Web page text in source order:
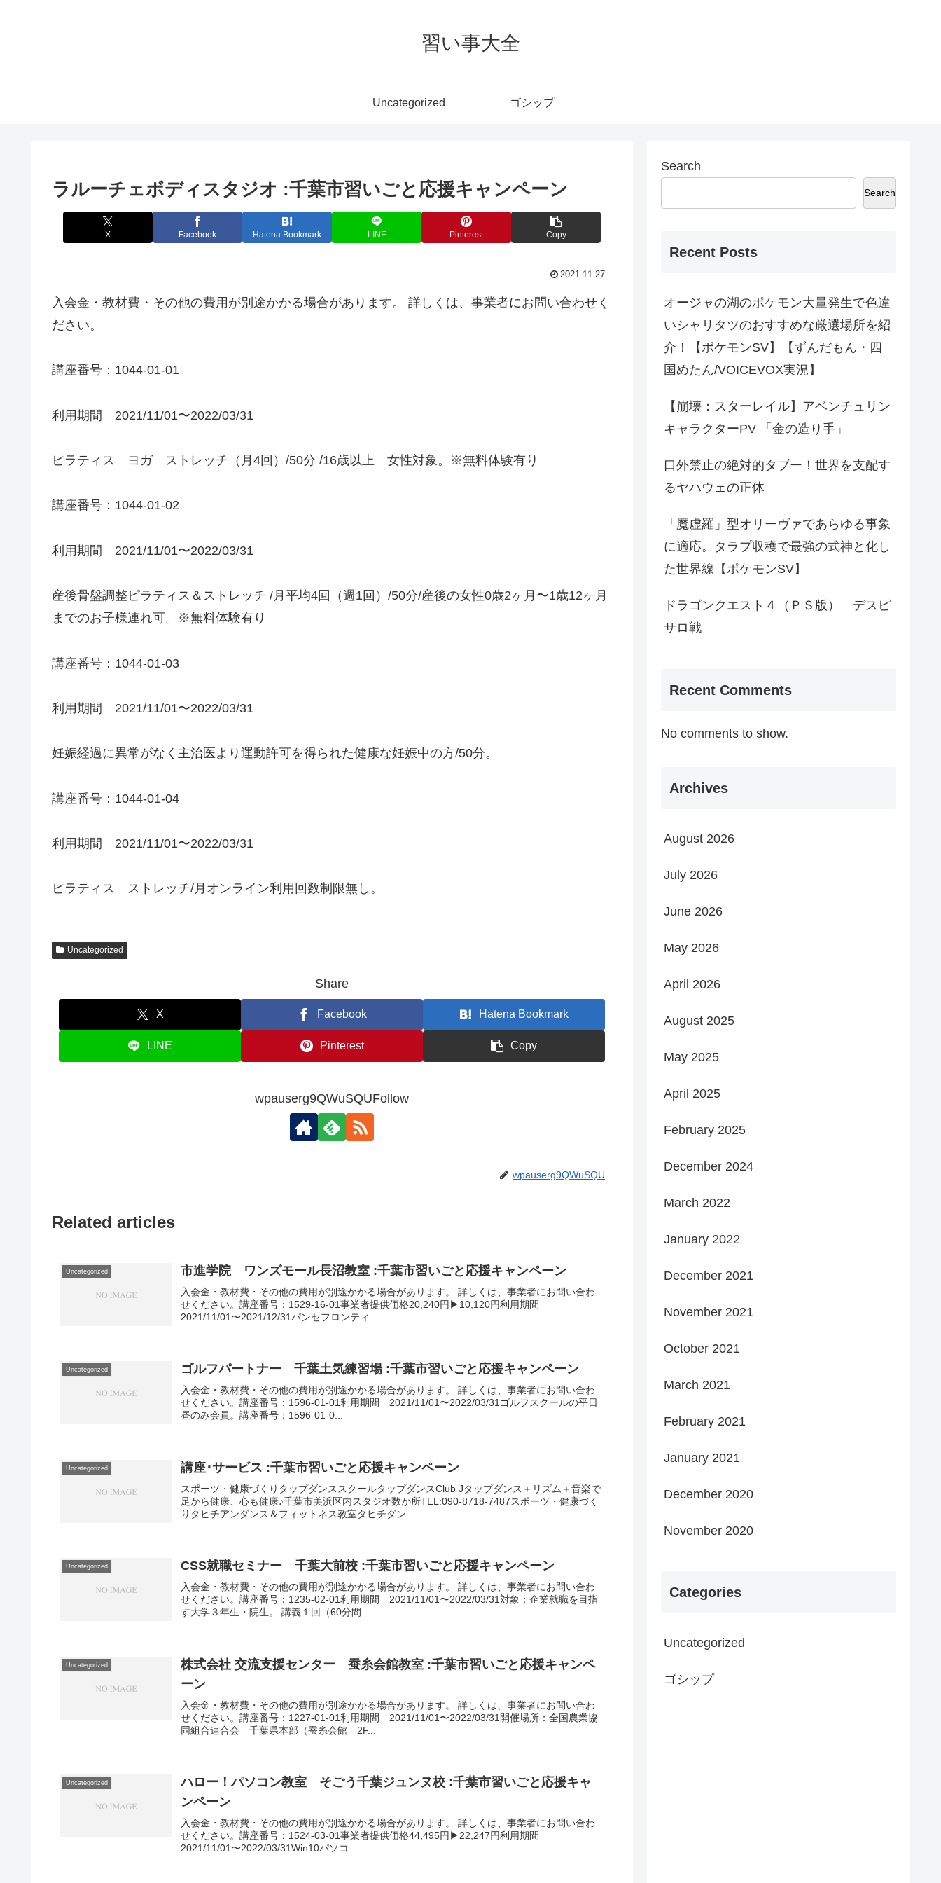
習い事大全
Uncategorized ゴシップ
ラルーチェボディスタジオ :千葉市習いごと応援キャンペーン
X Facebook Hatena Bookmark LINE Pinterest Copy
2021.11.27
入会金・教材費・その他の費用が別途かかる場合があります。 詳しくは、事業者にお問い合わせく
ださい。
講座番号：1044-01-01
利用期間 2021/11/01〜2022/03/31
ピラティス ヨガ ストレッチ（月4回）/50分 /16歳以上 女性対象。※無料体験有り
講座番号：1044-01-02
利用期間 2021/11/01〜2022/03/31
産後骨盤調整ピラティス＆ストレッチ /月平均4回（週1回）/50分/産後の女性0歳2ヶ月〜1歳12ヶ月
までのお子様連れ可。※無料体験有り
講座番号：1044-01-03
利用期間 2021/11/01〜2022/03/31
妊娠経過に異常がなく主治医より運動許可を得られた健康な妊娠中の方/50分。
講座番号：1044-01-04
利用期間 2021/11/01〜2022/03/31
ピラティス ストレッチ/月オンライン利用回数制限無し。
Uncategorized
Share
X Facebook Hatena Bookmark
LINE Pinterest Copy
wpauserg9QWuSQUFollow
wpauserg9QWuSQU
Related articles
Uncategorized 市進学院 ワンズモール長沼教室 :千葉市習いごと応援キャンペーン
入会金・教材費・その他の費用が別途かかる場合があります。 詳しくは、事業者にお問い合わ
せください。講座番号：1529-16-01事業者提供価格20,240円▶10,120円利用期間
2021/11/01〜2021/12/31パンセフロンティ...
Uncategorized ゴルフパートナー 千葉土気練習場 :千葉市習いごと応援キャンペーン
入会金・教材費・その他の費用が別途かかる場合があります。 詳しくは、事業者にお問い合わ
せください。講座番号：1596-01-01利用期間 2021/11/01〜2022/03/31ゴルフスクールの平日
昼のみ会員。講座番号：1596-01-0...
Uncategorized 講座･サービス :千葉市習いごと応援キャンペーン
スポーツ・健康づくりタップダンススクールタップダンスClub Jタップダンス＋リズム＋音楽で
足から健康、心も健康♪千葉市美浜区内スタジオ数か所TEL:090-8718-7487スポーツ・健康づく
りタヒチアンダンス＆フィットネス教室タヒチダン...
Uncategorized CSS就職セミナー 千葉大前校 :千葉市習いごと応援キャンペーン
入会金・教材費・その他の費用が別途かかる場合があります。 詳しくは、事業者にお問い合わ
せください。講座番号：1235-02-01利用期間 2021/11/01〜2022/03/31対象：企業就職を目指
す大学３年生・院生。 講義１回（60分間...
Uncategorized
株式会社 交流支援センター 蚕糸会館教室 :千葉市習いごと応援キャンペ
ーン
入会金・教材費・その他の費用が別途かかる場合があります。 詳しくは、事業者にお問い合わ
せください。講座番号：1227-01-01利用期間 2021/11/01〜2022/03/31開催場所：全国農業協
同組合連合会 千葉県本部（蚕糸会館 2F...
Uncategorized
ハロー！パソコン教室 そごう千葉ジュンヌ校 :千葉市習いごと応援キャ
ンペーン
入会金・教材費・その他の費用が別途かかる場合があります。 詳しくは、事業者にお問い合わ
せください。講座番号：1524-03-01事業者提供価格44,495円▶22,247円利用期間
2021/11/01〜2022/03/31Win10パソコ...
Search
Search
Recent Posts
オージャの湖のポケモン大量発生で色違
いシャリタツのおすすめな厳選場所を紹
介！【ポケモンSV】【ずんだもん・四
国めたん/VOICEVOX実況】
【崩壊：スターレイル】アベンチュリン
キャラクターPV 「金の造り手」
口外禁止の絶対的タブー！世界を支配す
るヤハウェの正体
「魔虚羅」型オリーヴァであらゆる事象
に適応。タラプ収穫で最強の式神と化し
た世界線【ポケモンSV】
ドラゴンクエスト４（ＰＳ版） デスピ
サロ戦
Recent Comments
No comments to show.
Archives
August 2026
July 2026
June 2026
May 2026
April 2026
August 2025
May 2025
April 2025
February 2025
December 2024
March 2022
January 2022
December 2021
November 2021
October 2021
March 2021
February 2021
January 2021
December 2020
November 2020
Categories
Uncategorized
ゴシップ